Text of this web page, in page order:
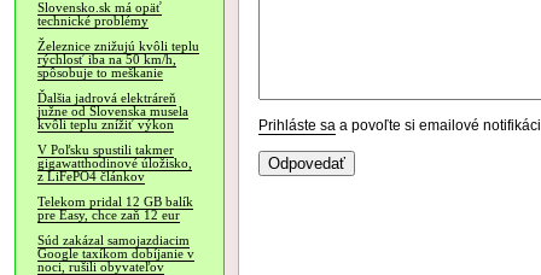
Slovensko.sk má opäť
technické problémy
Železnice znižujú kvôli teplu
rýchlosť iba na 50 km/h,
spôsobuje to meškanie
Ďalšia jadrová elektráreň
južne od Slovenska musela
kvôli teplu znížiť výkon
V Poľsku spustili takmer
gigawatthodinové úložisko,
z LiFePO4 článkov
Telekom pridal 12 GB balík
pre Easy, chce zaň 12 eur
Súd zakázal samojazdiacim
Google taxíkom dobíjanie v
noci, rušili obyvateľov
Prihláste sa a povoľte si emailové